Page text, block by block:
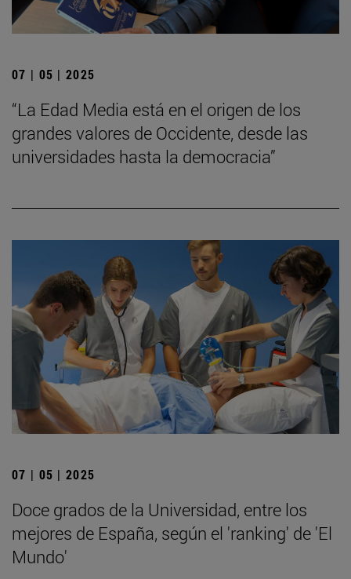
07 | 05 | 2025
“La Edad Media está en el origen de los
grandes valores de Occidente, desde las
universidades hasta la democracia”
07 | 05 | 2025
Doce grados de la Universidad, entre los
mejores de España, según el 'ranking' de 'El
Mundo'